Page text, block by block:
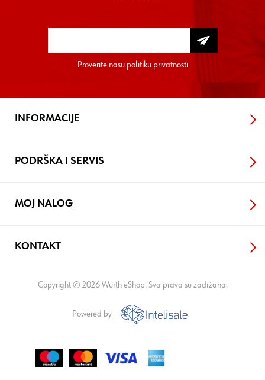
Proverite nasu politiku privatnosti
INFORMACIJE
PODRŠKA I SERVIS
MOJ NALOG
KONTAKT
Copyright © 2026 Wurth eShop. Sva prava su zadržana.
Powered by